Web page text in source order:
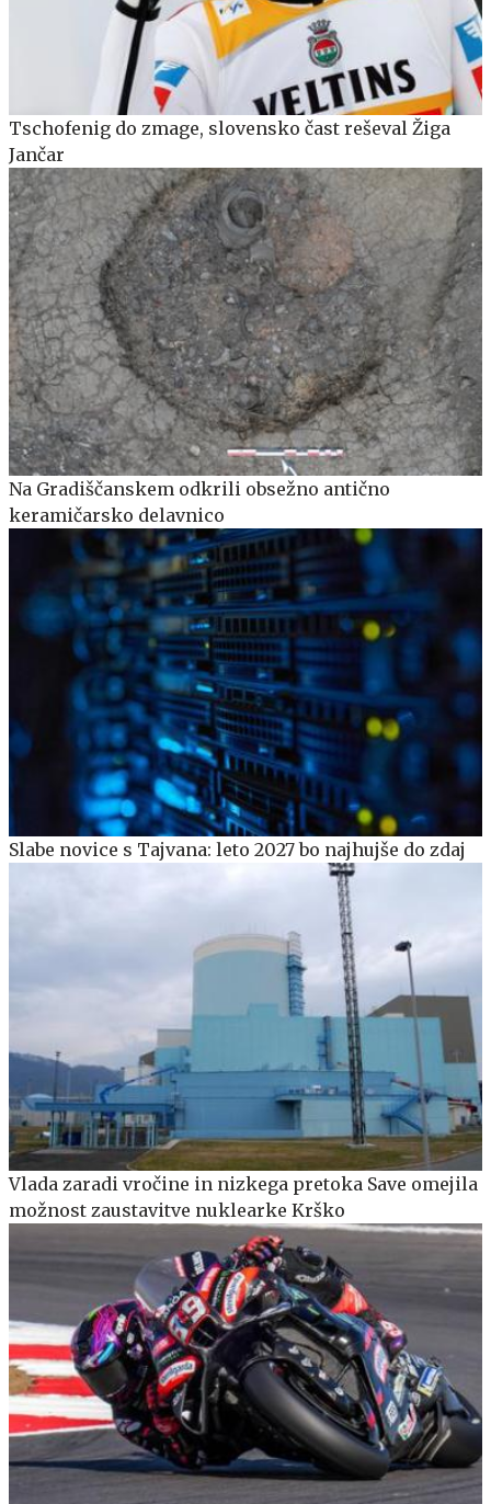
Tschofenig do zmage, slovensko čast reševal Žiga
Jančar
Na Gradiščanskem odkrili obsežno antično
keramičarsko delavnico
Slabe novice s Tajvana: leto 2027 bo najhujše do zdaj
Vlada zaradi vročine in nizkega pretoka Save omejila
možnost zaustavitve nuklearke Krško